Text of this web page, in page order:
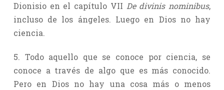
Dionisio en el capítulo VII De divinis nominibus,
incluso de los ángeles. Luego en Dios no hay
ciencia.
5. Todo aquello que se conoce por ciencia, se
conoce a través de algo que es más conocido.
Pero en Dios no hay una cosa más o menos